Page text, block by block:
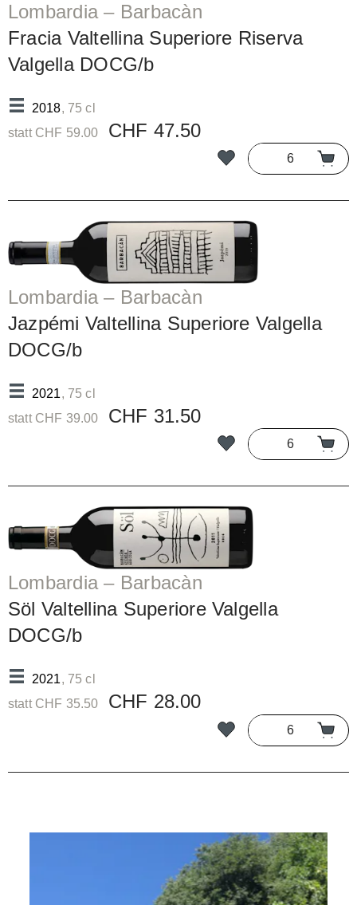
Lombardia – Barbacàn
Fracia Valtellina Superiore Riserva
Valgella DOCG/b
2018, 75 cl
statt CHF 59.00
CHF 47.50
Lombardia – Barbacàn
Jazpémi Valtellina Superiore Valgella
DOCG/b
2021, 75 cl
statt CHF 39.00
CHF 31.50
Lombardia – Barbacàn
Söl Valtellina Superiore Valgella
DOCG/b
2021, 75 cl
statt CHF 35.50
CHF 28.00